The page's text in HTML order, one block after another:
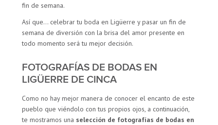
fin de semana.
Así que… celebrar tu boda en Ligüerre y pasar un fin de
semana de diversión con la brisa del amor presente en
todo momento será tu mejor decisión.
FOTOGRAFÍAS DE BODAS EN
LIGÜERRE DE CINCA
Como no hay mejor manera de conocer el encanto de este
pueblo que viéndolo con tus propios ojos, a continuación,
te mostramos una selección de fotografías de bodas en